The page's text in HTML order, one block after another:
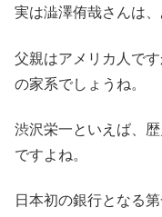
実は澁澤侑哉さんは
父親はアメリカ人で
の家系でしょうね。
渋沢栄一といえば、
ですよね。
日本初の銀行となる